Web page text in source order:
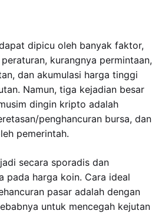
dipicu oleh banyak faktor,
kurangnya permintaan,
dan akumulasi harga tinggi
Namun, tiga kejadian besar
dingin kripto adalah
penghancuran bursa, dan
pemerintah.
secara sporadis dan
pada harga koin. Cara ideal
pasar adalah dengan
untuk mencegah kejutan